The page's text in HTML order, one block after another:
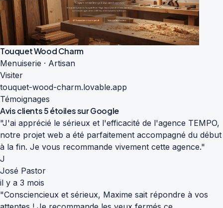
Touquet Wood Charm
Menuiserie · Artisan
Visiter
touquet-wood-charm.lovable.app
Témoignages
Avis clients5 étoiles sur Google
"J'ai apprécié le sérieux et l'efficacité de l'agence TEMPO,
notre projet web a été parfaitement accompagné du début
à la fin. Je vous recommande vivement cette agence."
J
José Pastor
il y a 3 mois
"Consciencieux et sérieux, Maxime sait répondre à vos